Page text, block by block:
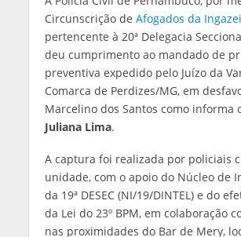
Circunscrição de Afogados da
pertencente à 20ª Delegacia
deu cumprimento ao mandado de
preventiva expedido pelo Juízo da
Comarca de Perdizes/MG, em
Marcelino dos Santos como informa
Juliana Lima.
A captura foi realizada por policiais
unidade, com o apoio do Núcleo de
da 19ª DESEC (NI/19/DINTEL) e do
da Lei do 23º BPM, em colaboração
nas proximidades do Bar de Mery,